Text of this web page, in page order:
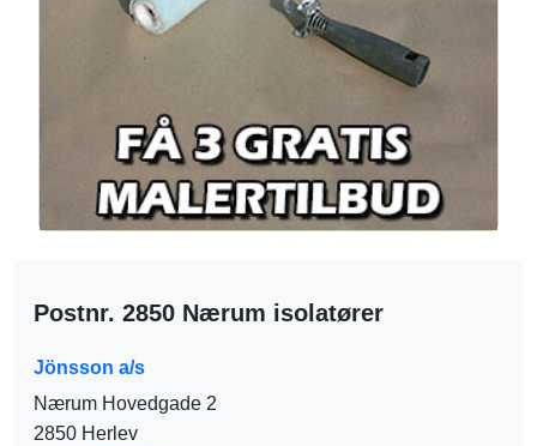
Postnr. 2850 Nærum isolatører
Jönsson a/s
Nærum Hovedgade 2
2850 Herlev